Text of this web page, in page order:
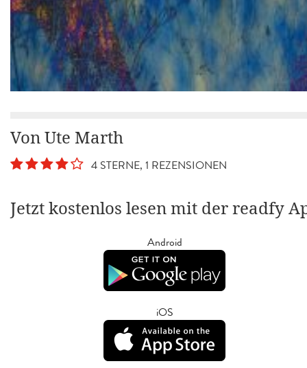
Von Ute Marth
4 STERNE, 1 REZENSIONEN
Jetzt kostenlos lesen mit der readfy
Android
iOS